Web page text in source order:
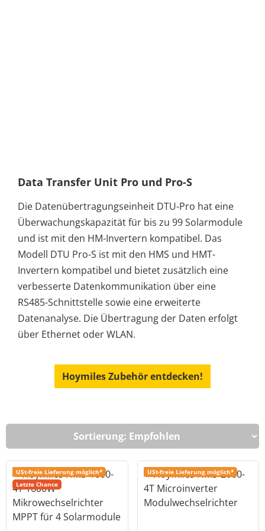
Data Transfer Unit Pro und Pro-S
Die Datenübertragungseinheit DTU-Pro hat eine
Überwachungskapazität für bis zu 99 Solarmodule
und ist mit den HM-Invertern kompatibel. Das
Modell DTU Pro-S ist mit den HMS und HMT-
Invertern kompatibel und bietet zusätzlich eine
verbesserte Datenkommunikation über eine
RS485-Schnittstelle sowie eine erweiterte
Datenanalyse. Die Übertragung der Daten erfolgt
über Ethernet oder WLAN.
Hoymiles Zubehör entdecken!
USt-freie Lieferung möglich*
Letzte Chance
USt-freie Lieferung möglich*